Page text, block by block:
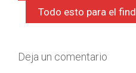
entradas
Todo esto para el
Deja un comentario